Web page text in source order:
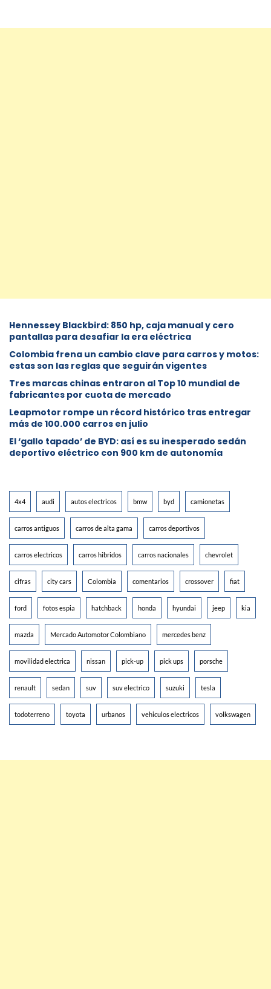
Hennessey Blackbird: 850 hp, caja manual y cero
pantallas para desafiar la era eléctrica
Colombia frena un cambio clave para carros y motos:
estas son las reglas que seguirán vigentes
Tres marcas chinas entraron al Top 10 mundial de
fabricantes por cuota de mercado
Leapmotor rompe un récord histórico tras entregar
más de 100.000 carros en julio
El ‘gallo tapado’ de BYD: así es su inesperado sedán
deportivo eléctrico con 900 km de autonomía
4x4 audi autos electricos bmw byd camionetas
carros antiguos carros de alta gama carros deportivos
carros electricos carros hibridos carros nacionales chevrolet
cifras city cars Colombia comentarios crossover fiat
ford fotos espia hatchback honda hyundai jeep kia
mazda Mercado Automotor Colombiano mercedes benz
movilidad electrica nissan pick-up pick ups porsche
renault sedan suv suv electrico suzuki tesla
todoterreno toyota urbanos vehiculos electricos volkswagen